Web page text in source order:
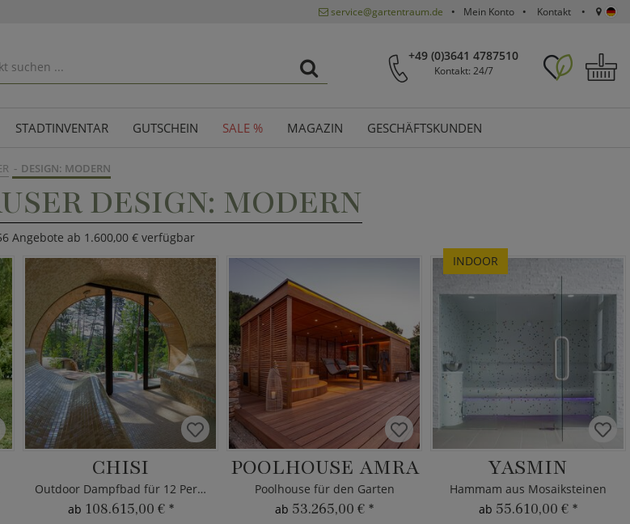
service@gartentraum.de Mein Konto Kontakt
+49 (0)3641 4787510
Kontakt: 24/7
STADTINVENTAR GUTSCHEIN SALE % MAGAZIN GESCHÄFTSKUNDEN
DESIGN: MODERN
DESIGN: MODERN
Angebote ab 1.600,00 € verfügbar
CHISI
Outdoor Dampfbad für 12 Personen
ab 108.615,00 € *
POOLHOUSE AMRA
Poolhouse für den Garten
ab 53.265,00 € *
INDOOR
YASMIN
Hammam aus Mosaiksteinen
ab 55.610,00 € *